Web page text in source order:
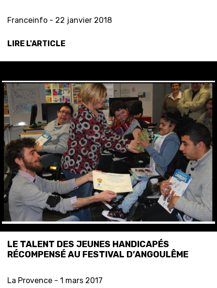
Franceinfo - 22 janvier 2018
LIRE L'ARTICLE
LE TALENT DES JEUNES HANDICAPÉS
RÉCOMPENSÉ AU FESTIVAL D’ANGOULÊME
La Provence - 1 mars 2017